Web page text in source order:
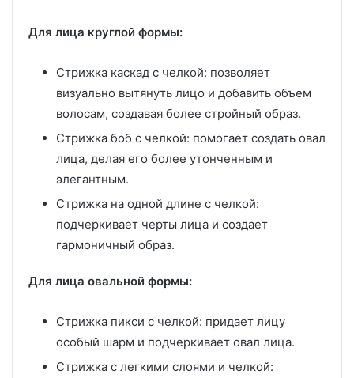
Для лица круглой формы:
Стрижка каскад с челкой: позволяет
визуально вытянуть лицо и добавить объем
волосам, создавая более стройный образ.
Стрижка боб с челкой: помогает создать овал
лица, делая его более утонченным и
элегантным.
Стрижка на одной длине с челкой:
подчеркивает черты лица и создает
гармоничный образ.
Для лица овальной формы:
Стрижка пикси с челкой: придает лицу
особый шарм и подчеркивает овал лица.
Стрижка с легкими слоями и челкой: